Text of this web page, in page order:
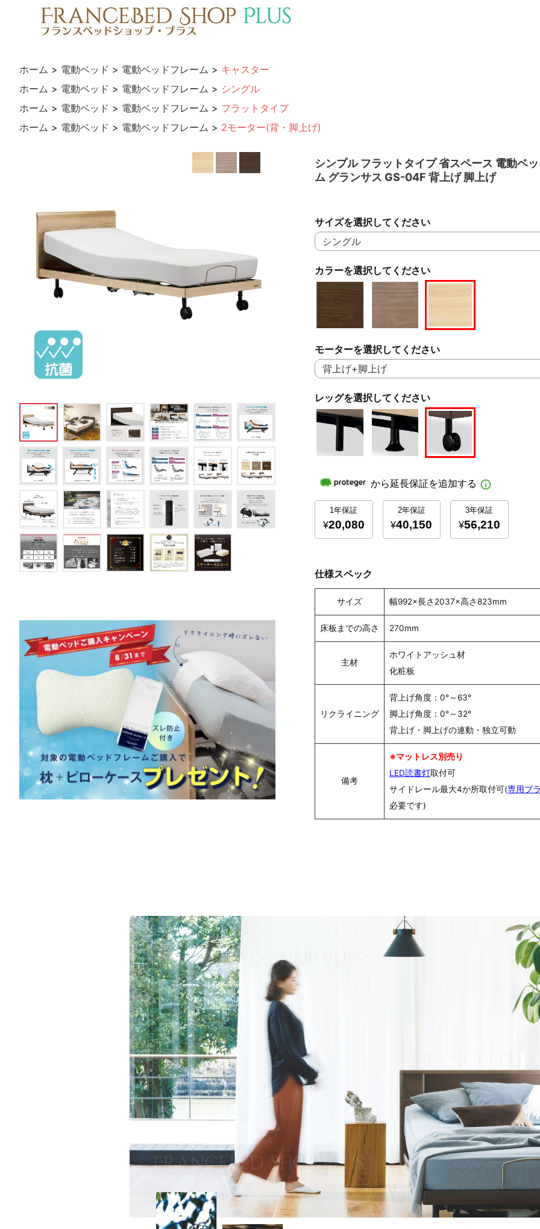
ホーム > 電動ベッド > 電動ベッドフレーム > キャスター
ホーム > 電動ベッド > 電動ベッドフレーム > シングル
ホーム > 電動ベッド > 電動ベッドフレーム > フラットタイプ
ホーム > 電動ベッド > 電動ベッドフレーム > 2モーター(背・脚上げ)
シンプル フラットタイプ 省スペース 電動ベ
ム グランサス GS-04F 背上げ 脚上げ
カラーを選択してください
サイズを選択してください
モーターを選択してください
レッグを選択してください
仕様スペック
サイズ 幅992×長さ2037×高さ823mm
床板までの高さ 270mm
主材
ホワイトアッシュ材
化粧板
リクライニング
背上げ角度：0°～63°
脚上げ角度：0°～32°
背上げ・脚上げの連動・独立可動
備考
※マットレス別売り
LED読書灯取付可
サイドレール最大4か所取付可(専用ブ
必要です)